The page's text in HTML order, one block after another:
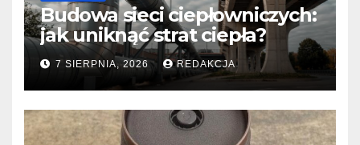
Budowa sieci ciepłowniczych:
jak uniknąć strat ciepła?
7 SIERPNIA, 2026 REDAKCJA